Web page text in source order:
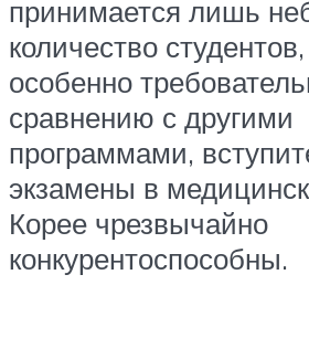
принимается лишь
количество
особенно
сравнению с другими
программами,
экзамены в
Корее чрезвычайно
конкурентоспособны.